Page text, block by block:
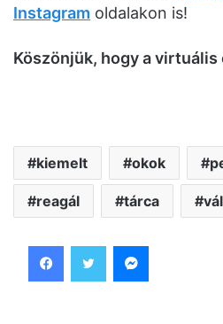
Instagram oldalakon is!
Köszönjük, hogy a virtuális
kiemelt okok
reagál tárca